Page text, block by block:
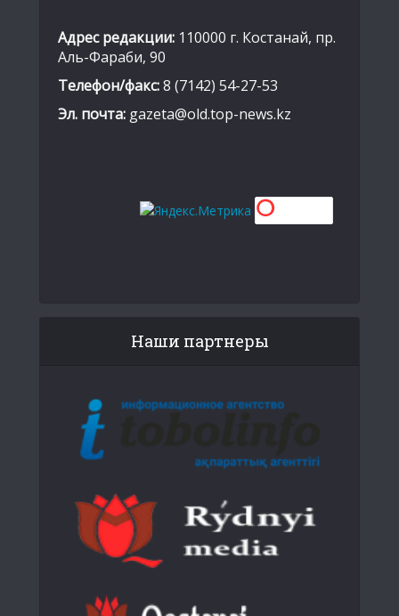
Адрес редакции: 110000 г. Костанай, пр.
Аль-Фараби, 90
Телефон/факс:8 (7142) 54-27-53
Эл. почта: gazeta@old.top-news.kz
Наши партнеры